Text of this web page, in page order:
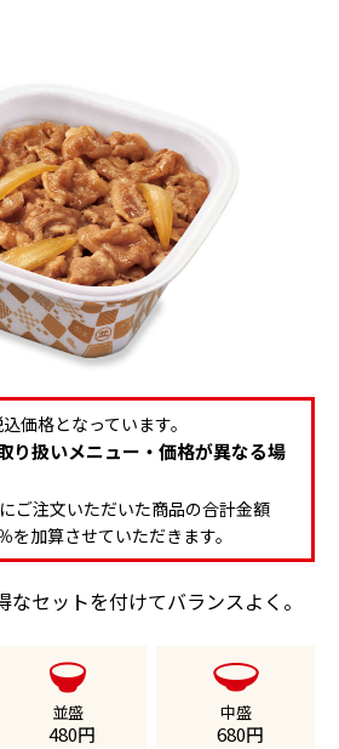
価格となっています。
り扱いメニュー・価格が異なる場
ご注文いただいた商品の合計金額
を加算させていただきます。
なセットを付けてバランスよく。
並盛
480円
中盛
680円